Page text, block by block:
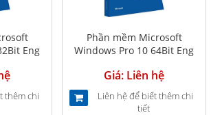
Eng
thêm chi
Phần mềm Microsoft
Windows Pro 10 64Bit Eng
08929)
Giá: Liên hệ
Liên hệ để biết thêm chi
tiết